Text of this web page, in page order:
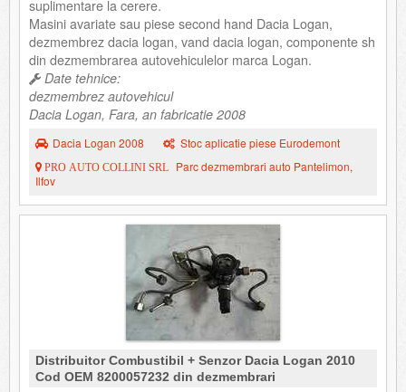
suplimentare la cerere.
Masini avariate sau piese second hand Dacia Logan,
dezmembrez dacia logan, vand dacia logan, componente sh
din dezmembrarea autovehiculelor marca Logan.
Date tehnice:
dezmembrez autovehicul
Dacia Logan, Fara, an fabricatie 2008
Dacia Logan 2008 Stoc aplicatie piese Eurodemont
PRO AUTO COLLINI SRL
Parc dezmembrari auto Pantelimon,
Ilfov
Distribuitor Combustibil + Senzor Dacia Logan 2010
Cod OEM 8200057232 din dezmembrari